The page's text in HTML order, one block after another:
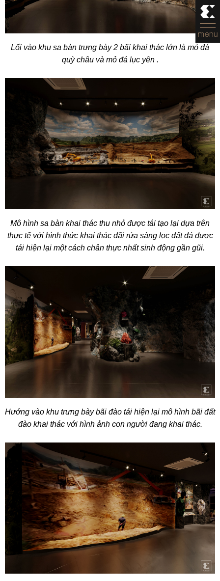
menu
Lối vào khu sa bàn trưng bày 2 bãi khai thác lớn là mỏ đá
quỳ châu và mỏ đá lục yên .
Mô hình sa bàn khai thác thu nhỏ được tái tạo lại dựa trên
thực tế với hình thức khai thác đãi rửa sàng lọc đất đá được
tái hiện lại một cách chân thực nhất sinh động gần gũi.
Hướng vào khu trưng bày bãi đào tái hiện lại mô hình bãi đất
đào khai thác với hình ảnh con người đang khai thác.